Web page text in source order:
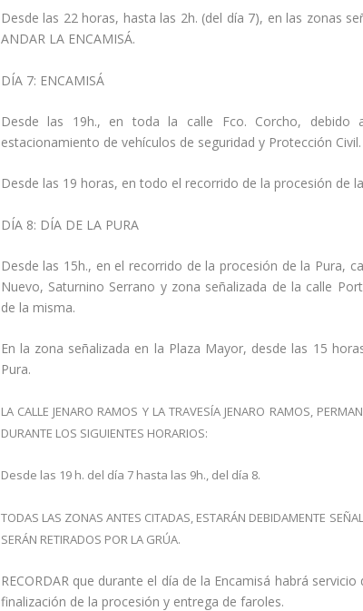
Desde las 22 horas, hasta las 2h. (del día 7), en las zonas
ANDAR LA ENCAMISÁ.
DÍA 7: ENCAMISÁ
Desde las 19h., en toda la calle Fco. Corcho, debido
estacionamiento de vehículos de seguridad y Protección Civil.
Desde las 19 horas, en todo el recorrido de la procesión de
DÍA 8: DÍA DE LA PURA
Desde las 15h., en el recorrido de la procesión de la Pura,
Nuevo, Saturnino Serrano y zona señalizada de la calle
de la misma.
En la zona señalizada en la Plaza Mayor, desde las 15
Pura.
LA CALLE JENARO RAMOS Y LA TRAVESÍA JENARO RAMOS,
DURANTE LOS SIGUIENTES HORARIOS:
Desde las 19 h. del día 7 hasta las 9h., del día 8.
TODAS LAS ZONAS ANTES CITADAS, ESTARÁN DEBIDAMENTE
SERÁN RETIRADOS POR LA GRÚA.
RECORDARque durante el día de la Encamisá habrá
finalización de la procesión y entrega de faroles.